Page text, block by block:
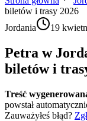
biletów i trasy 2026
Jordania
19
Petra w
biletów i
Treść
powstał
Zauważyłeś błąd?